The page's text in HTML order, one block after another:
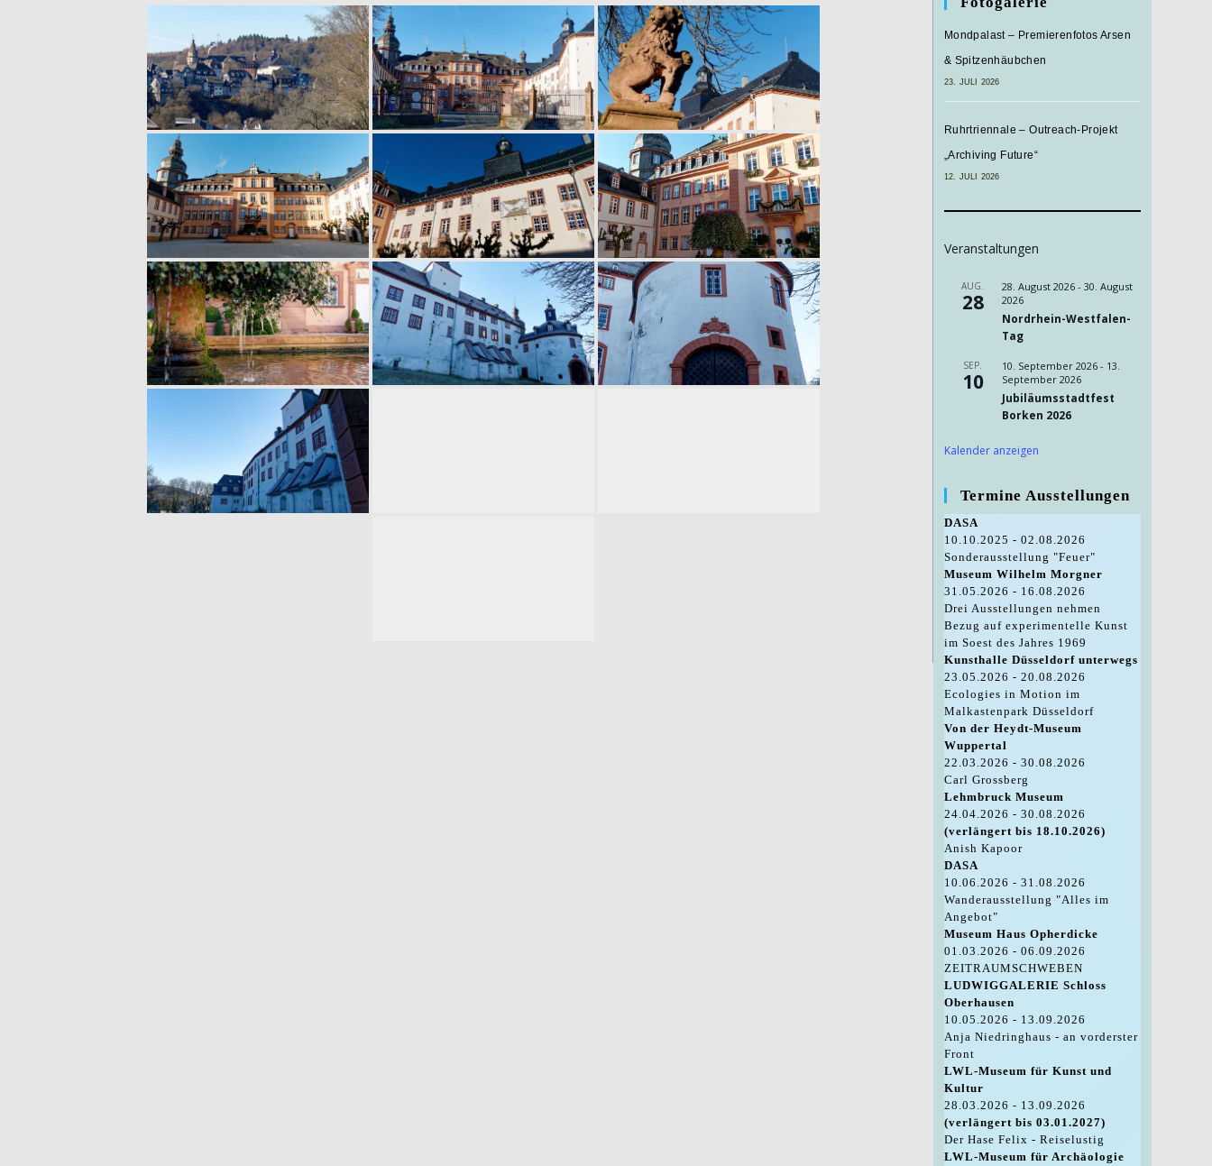
Mondpalast – Premierenfotos Arsen
& Spitzenhäubchen
23. JULI 2026
Ruhrtriennale – Outreach-Projekt
„Archiving Future“
12. JULI 2026
Veranstaltungen
AUG.
28
28. August 2026- 30. August
2026
Nordrhein-Westfalen-
Tag
SEP.
10
10. September 2026- 13.
September 2026
Jubiläumsstadtfest
Borken 2026
Kalender anzeigen
Termine Ausstellungen
DASA
10.10.2025 - 02.08.2026
Sonderausstellung "Feuer"
Museum Wilhelm Morgner
31.05.2026 - 16.08.2026
Drei Ausstellungen nehmen
Bezug auf experimentelle Kunst
im Soest des Jahres 1969
Kunsthalle Düsseldorf unterwegs
23.05.2026 - 20.08.2026
Ecologies in Motion im
Malkastenpark Düsseldorf
Von der Heydt-Museum
Wuppertal
22.03.2026 - 30.08.2026
Carl Grossberg
Lehmbruck Museum
24.04.2026 - 30.08.2026
(verlängert bis 18.10.2026)
Anish Kapoor
DASA
10.06.2026 - 31.08.2026
Wanderausstellung "Alles im
Angebot"
Museum Haus Opherdicke
01.03.2026 - 06.09.2026
ZEITRAUMSCHWEBEN
LUDWIGGALERIE Schloss
Oberhausen
10.05.2026 - 13.09.2026
Anja Niedringhaus - an vorderster
Front
LWL-Museum für Kunst und
Kultur
28.03.2026 - 13.09.2026
(verlängert bis 03.01.2027)
Der Hase Felix - Reiselustig
LWL-Museum für Archäologie